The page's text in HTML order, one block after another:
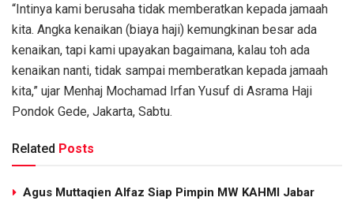
“Intinya kami berusaha tidak memberatkan kepada jamaah
kita. Angka kenaikan (biaya haji) kemungkinan besar ada
kenaikan, tapi kami upayakan bagaimana, kalau toh ada
kenaikan nanti, tidak sampai memberatkan kepada jamaah
kita,” ujar Menhaj Mochamad Irfan Yusuf di Asrama Haji
Pondok Gede, Jakarta, Sabtu.
Related Posts
Agus Muttaqien Alfaz Siap Pimpin MW KAHMI Jabar